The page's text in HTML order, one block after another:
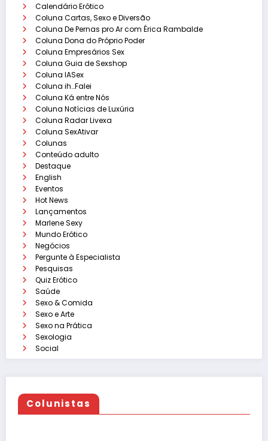
Calendário Erótico
Coluna Cartas, Sexo e Diversão
Coluna De Pernas pro Ar com Érica Rambalde
Coluna Dona do Próprio Poder
Coluna Empresários Sex
Coluna Guia de Sexshop
Coluna IASex
Coluna ih…Falei
Coluna Ká entre Nós
Coluna Notícias de Luxúria
Coluna Radar Livexa
Coluna SexAtivar
Colunas
Conteúdo adulto
Destaque
English
Eventos
Hot News
Lançamentos
Marlene Sexy
Mundo Erótico
Negócios
Pergunte à Especialista
Pesquisas
Quiz Erótico
Saúde
Sexo & Comida
Sexo e Arte
Sexo na Prática
Sexologia
Social
Colunistas